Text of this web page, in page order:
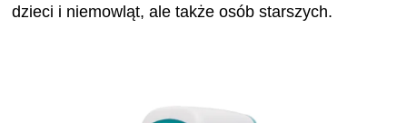
dzieci i niemowląt, ale także osób starszych.